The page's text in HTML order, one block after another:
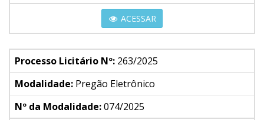
ACESSAR
Processo Licitário Nº: 263/2025
Modalidade: Pregão Eletrônico
Nº da Modalidade:074/2025